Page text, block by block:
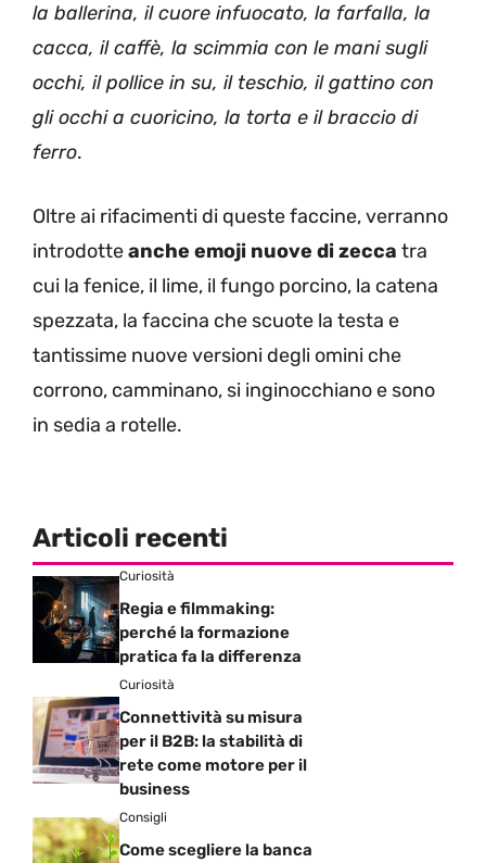
la ballerina, il cuore infuocato, la farfalla, la
cacca, il caffè, la scimmia con le mani sugli
occhi, il pollice in su, il teschio, il gattino con
gli occhi a cuoricino, la torta e il braccio di
ferro.
Oltre ai rifacimenti di queste faccine, verranno
introdotteanche emoji nuove di zecca tra
cui la fenice, il lime, il fungo porcino, la catena
spezzata, la faccina che scuote la testa e
tantissime nuove versioni degli omini che
corrono, camminano, si inginocchiano e sono
in sedia a rotelle.
Articoli recenti
Curiosità
Regia e filmmaking:
perché la formazione
pratica fa la differenza
Curiosità
Connettività su misura
per il B2B: la stabilità di
rete come motore per il
business
Consigli
Come scegliere la banca